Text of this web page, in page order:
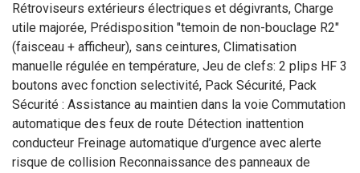
Rétroviseurs extérieurs électriques et dégivrants, Charge
utile majorée, Prédisposition "temoin de non-bouclage R2"
(faisceau + afficheur), sans ceintures, Climatisation
manuelle régulée en température, Jeu de clefs: 2 plips HF 3
boutons avec fonction selectivité, Pack Sécurité, Pack
Sécurité : Assistance au maintien dans la voie Commutation
automatique des feux de route Détection inattention
conducteur Freinage automatique d’urgence avec alerte
risque de collision Reconnaissance des panneaux de